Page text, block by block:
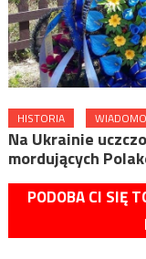
HISTORIA
Na Ukrainie
mordujących
PODOBA CI SIĘ